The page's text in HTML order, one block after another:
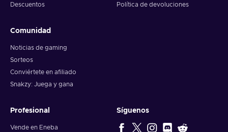
Descuentos
Política de devoluciones
Comunidad
Noticias de gaming
Sorteos
Conviértete en afiliado
Snakzy: Juega y gana
Profesional
Vende en Eneba
Síguenos